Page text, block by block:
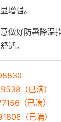
增强。
做好防暑降温
适。
（已满）
（已满）
（已满）